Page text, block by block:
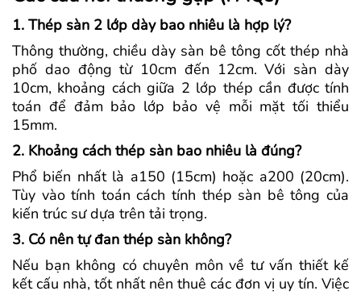
1. Thép sàn 2 lớp dày bao nhiêu là hợp lý?
Thông thường, chiều dày sàn bê tông cốt thép nhà
phố dao động từ 10cm đến 12cm. Với sàn dày
10cm, khoảng cách giữa 2 lớp thép cần được tính
toán để đảm bảo lớp bảo vệ mỗi mặt tối thiểu
15mm.
2. Khoảng cách thép sàn bao nhiêu là đúng?
Phổ biến nhất là a150 (15cm) hoặc a200 (20cm).
Tùy vào tính toán cách tính thép sàn bê tông của
kiến trúc sư dựa trên tải trọng.
3. Có nên tự đan thép sàn không?
Nếu bạn không có chuyên môn về tư vấn thiết kế
kết cấu nhà, tốt nhất nên thuê các đơn vị uy tín. Việc